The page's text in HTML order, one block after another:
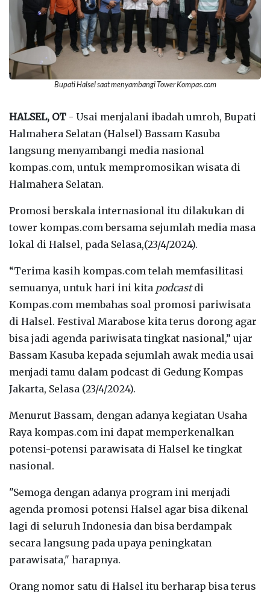
Bupati Halsel saat menyambangi Tower Kompas.com
HALSEL, OT - Usai menjalani ibadah umroh, Bupati
Halmahera Selatan (Halsel) Bassam Kasuba
langsung menyambangi media nasional
kompas.com, untuk mempromosikan wisata di
Halmahera Selatan.
Promosi berskala internasional itu dilakukan di
tower kompas.com bersama sejumlah media masa
lokal di Halsel, pada Selasa,(23/4/2024).
“Terima kasih kompas.com telah memfasilitasi
semuanya, untuk hari ini kita podcastdi
Kompas.com membahas soal promosi pariwisata
di Halsel. Festival Marabose kita terus dorong agar
bisa jadi agenda pariwisata tingkat nasional,” ujar
Bassam Kasuba kepada sejumlah awak media usai
menjadi tamu dalam podcast di Gedung Kompas
Jakarta, Selasa (23/4/2024).
Menurut Bassam, dengan adanya kegiatan Usaha
Raya kompas.com ini dapat memperkenalkan
potensi-potensi parawisata di Halsel ke tingkat
nasional.
"Semoga dengan adanya program ini menjadi
agenda promosi potensi Halsel agar bisa dikenal
lagi di seluruh Indonesia dan bisa berdampak
secara langsung pada upaya peningkatan
parawisata," harapnya.
Orang nomor satu di Halsel itu berharap bisa terus